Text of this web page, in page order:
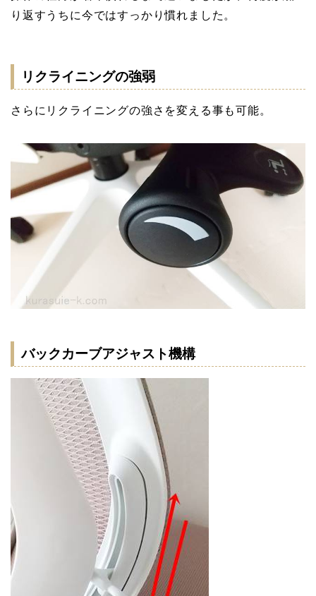
り返すうちに今ではすっかり慣れました。
リクライニングの強弱
さらにリクライニングの強さを変える事も可能。
バックカーブアジャスト機構